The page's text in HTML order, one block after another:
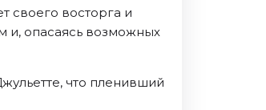
своего восторга и
и, опасаясь возможных
что пленивший